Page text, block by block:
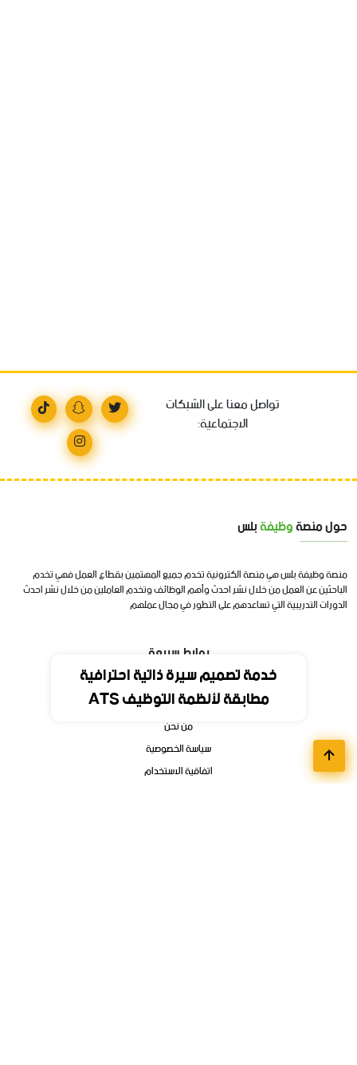
خدمة تصميم سيرة ذاتية احترافية
مطابقة لأنظمة التوظيف ATS
تواصل معنا على الشبكات
الاجتماعية:
حول منصةوظيفةبلس
منصة وظيفة بلس هي منصة الكترونية تخدم جميع المهتمين بقطاع العمل فهي تخدم
الباحثين عن العمل من خلال نشر احدث وأهم الوظائف وتخدم العاملين من خلال نشر احدث
الدورات التدريبية التي تساعدهم على التطور في مجال عملهم
روابط سريعة
الرئيسية
من نحن
سياسة الخصوصية
اتفاقية الاستخدام